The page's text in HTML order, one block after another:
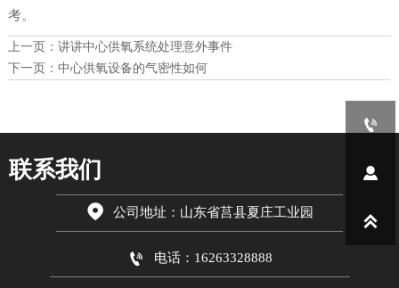
考。
上一页： 讲讲中心供氧系统处理意外事件
下一页： 中心供氧设备的气密性如何
联系我们
 公司地址：山东省莒县夏庄工业园
 电话：16263328888


